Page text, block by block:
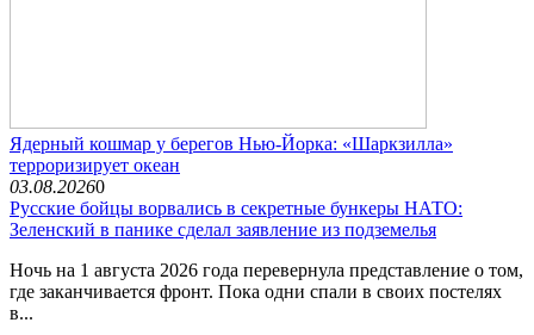
Ядерный кошмар у берегов Нью-Йорка: «Шаркзилла»
терроризирует океан
03.08.20260
Русские бойцы ворвались в секретные бункеры НАТО:
Зеленский в панике сделал заявление из подземелья
Ночь на 1 августа 2026 года перевернула представление о том,
где заканчивается фронт. Пока одни спали в своих постелях
в...